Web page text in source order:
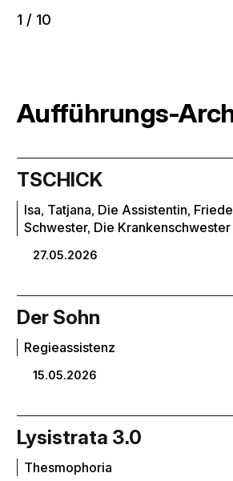
1 / 10
Aufführungs-
TSCHICK
Isa, Tatjana, Die Assistentin,
Schwester, Die Krankenschwester
27.05.2026
Der Sohn
Regieassistenz
15.05.2026
Lysistrata 3.0
Thesmophoria